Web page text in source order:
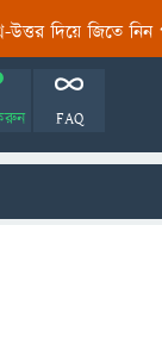
উত্তর দিয়ে জিতে নিন
FAQ